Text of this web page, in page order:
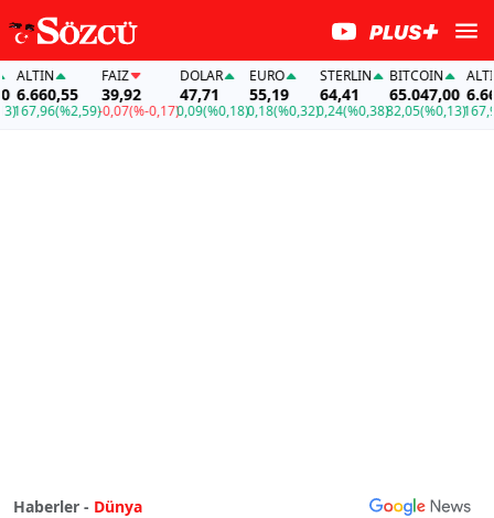
(%2,59)
FAİZ
39,92
-0,07(%-0,17)
DOLAR
47,71
0,09(%0,18)
EURO
55,19
0,18(%0,32)
STERLIN
64,41
0,24(%0,38)
BITCOIN
65.047,00
82,05(%0,13)
ALTIN
167,96
Haberler - Dünya